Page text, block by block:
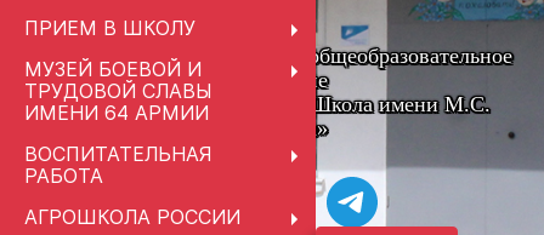
ПРИЕМ В ШКОЛУ
МУЗЕЙ БОЕВОЙ И
ТРУДОВОЙ СЛАВЫ
ИМЕНИ 64 АРМИИ
ВОСПИТАТЕЛЬНАЯ
РАБОТА
АГРОШКОЛА РОССИИ
Муниципальное автономное общеобразовательное
учреждение
«Привольненская Средняя Школа имени М.С.
Шумилова»